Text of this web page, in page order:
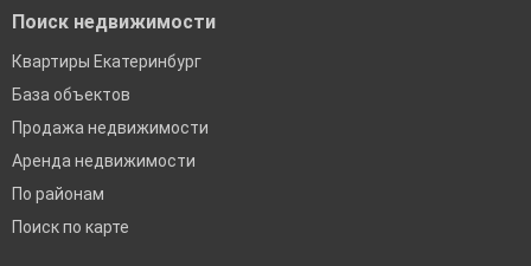
Поиск недвижимости
Квартиры Екатеринбург
База объектов
Продажа недвижимости
Аренда недвижимости
По районам
Поиск по карте